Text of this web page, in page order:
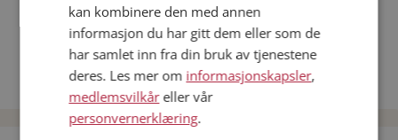
Andre single fra Ålesund
Kvinner fra Ålesund
Date kvinner i Norge
Date menn i Norge
kan kombinere den med annen
informasjon du har gitt dem eller som de
har samlet inn fra din bruk av tjenestene
deres. Les mer om informasjonskapsler,
medlemsvilkåreller vår
personvernerklæring.